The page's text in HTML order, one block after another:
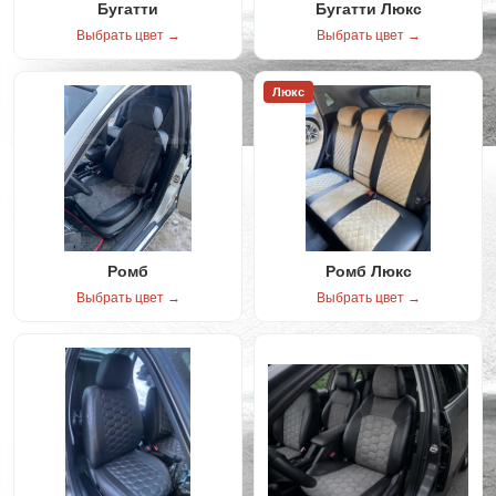
Бугатти
Выбрать цвет →
Бугатти Люкс
Выбрать цвет →
Ромб
Выбрать цвет →
Люкс
Ромб Люкс
Выбрать цвет →